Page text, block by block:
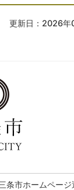
更新日：2026年
条市ホームペー